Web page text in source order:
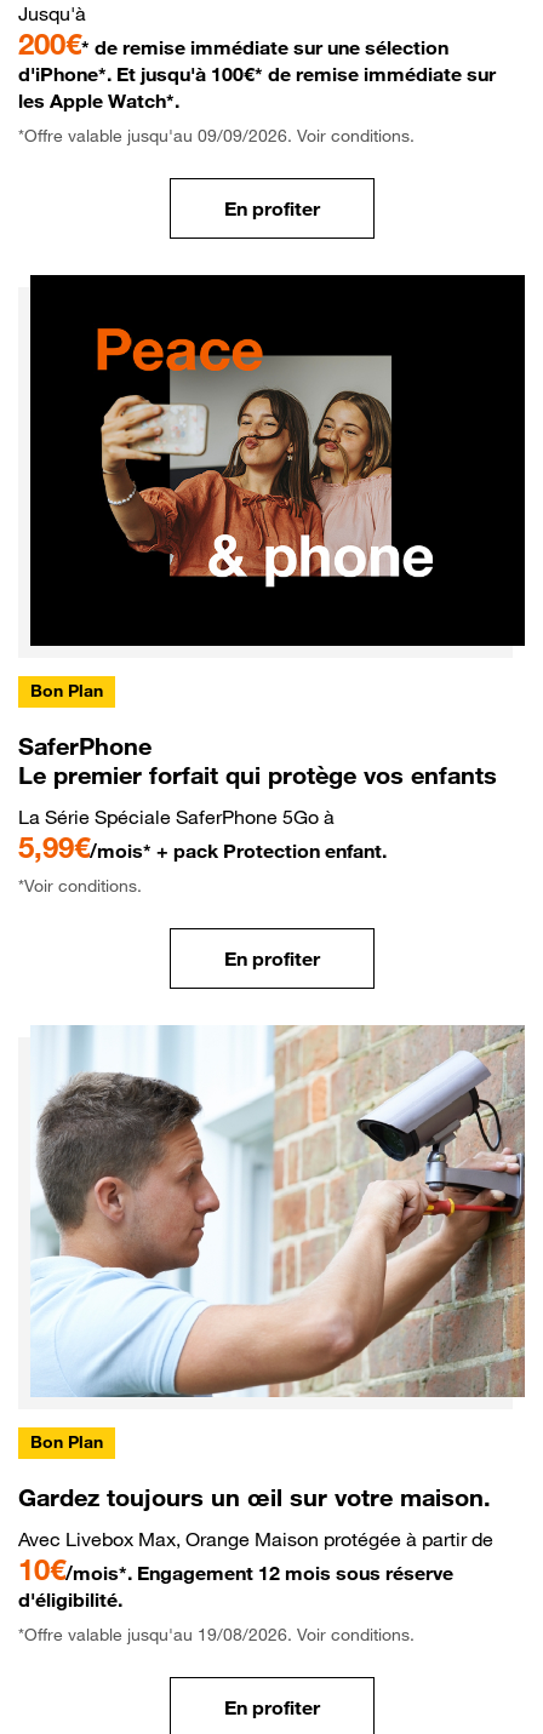
Jusqu'à
200€* de remise immédiate sur une sélection
d'iPhone*. Et jusqu'à 100€* de remise immédiate sur
les Apple Watch*.
*Offre valable jusqu'au 09/09/2026. Voir conditions.
En profiter
Bon Plan
SaferPhone
Le premier forfait qui protège vos enfants
La Série Spéciale SaferPhone 5Go à
5,99€/mois* + pack Protection enfant.
*Voir conditions.
En profiter
Bon Plan
Gardez toujours un œil sur votre maison.
Avec Livebox Max, Orange Maison protégée à partir de
10€/mois*. Engagement 12 mois sous réserve
d'éligibilité.
*Offre valable jusqu'au 19/08/2026. Voir conditions.
En profiter